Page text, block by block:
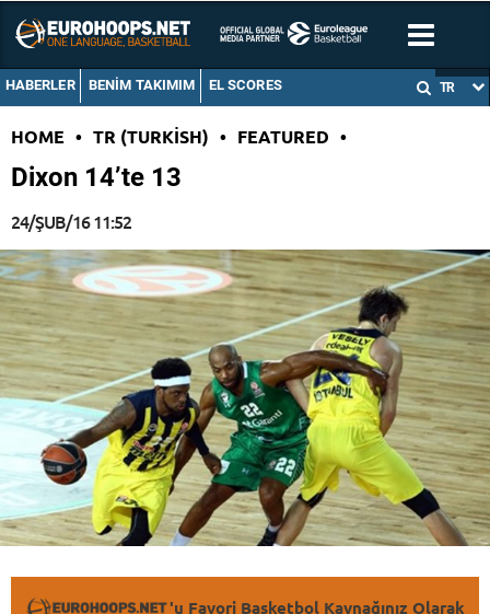
HABERLER BENIM TAKIMIM EL SCORES TR
HOME • TR (TURKISH) • FEATURED •
Dixon 14’te 13
24/ŞUB/16 11:52
'u Favori Basketbol Kaynağınız Olarak